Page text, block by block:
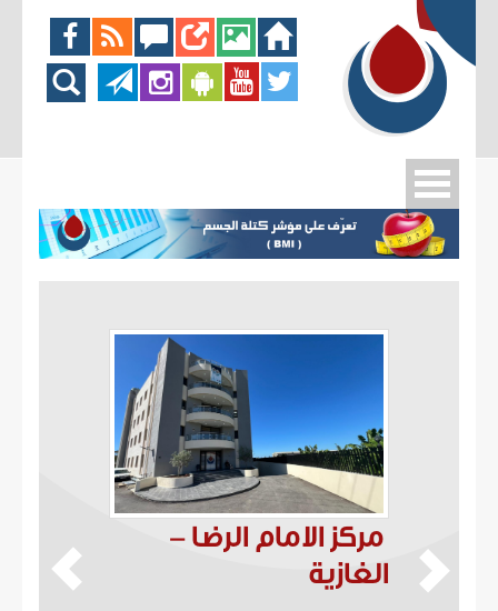
مركز الامام الرضا -
الغازية
الآمن
ورش